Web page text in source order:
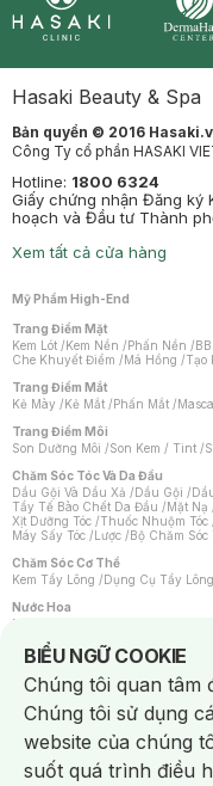
Hasaki Beauty & Spa
Bản quyền © 2016
Công Ty cổ phần HASAKI
Hotline: 1800 6324
Giấy chứng nhận Đăng ký
hoạch và Đầu tư Thành
Xem tất cả cửa hàng
Mỹ Phẩm High-End
Trang Điểm Mặt
Kem Lót /Kem Nền /Phấn Nền /
Che Khuyết Điểm /Má Hồng /Tạo
Trang Điểm Mắt
Kẻ Mày /Kẻ Mắt /Phấn Mắt /
Trang Điểm Môi
Son Dưỡng Môi /Son Kem / Tint /
Chăm Sóc Tóc Và Da Đầu
Dầu Gội Và Dầu Xả /Dầu Gội /
Tẩy Tế Bào Chết Da Đầu /Mặt Nạ
Xịt Dưỡng Tóc /Thuốc Nhuộm Tóc
Máy Sấy Tóc /Lược /Bộ Chăm Sóc
Chăm Sóc Cơ Thể
Kem Tẩy Lông /Dụng Cụ Tẩy Lông
Nước Hoa
Nước Hoa Nữ
Chăm Sóc Cá Nhân
Chống Muỗi /Khẩu Trang /Máy
Sản Phẩm Chăm Sóc Khác /Bàn
Hỗ Trợ Trắng Răng/Kem Đánh
Tăm / Chỉ Nha Khoa/ Xịt Thơm
Khăn Ướt Vệ Sinh Vùng Kín/
Máy Cạo Râu
Vấn Đề Về Da
BIỂU NGỮ COOKIE
Notice about cookies
Chúng tôi quan tâm
Chúng tôi sử dụng
website của chúng
suốt quá trình điều